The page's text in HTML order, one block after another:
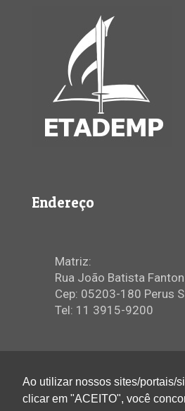
Endereço
Matriz:
Rua João Batista
Cep: 05203-180 Perus
Tel: 11 3915-9200
Ao utilizar nossos sites/portais/
clicar em "ACEITO", você